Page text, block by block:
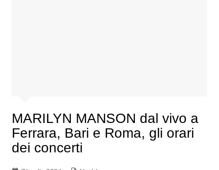
MARILYN MANSON dal vivo a
Ferrara, Bari e Roma, gli orari
dei concerti